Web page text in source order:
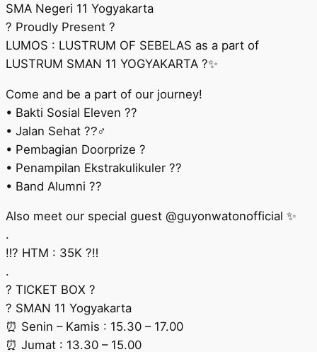
SMA Negeri 11 Yogyakarta
? Proudly Present ?
LUMOS : LUSTRUM OF SEBELAS as a part of
LUSTRUM SMAN 11 YOGYAKARTA ?✨
Come and be a part of our journey!
• Bakti Sosial Eleven ??
• Jalan Sehat ??‍♂
• Pembagian Doorprize ?
• Penampilan Ekstrakulikuler ??
• Band Alumni ??
Also meet our special guest @guyonwatonofficial ✨
.
‼? HTM : 35K ?‼
.
? TICKET BOX ?
? SMAN 11 Yogyakarta
⏰ Senin – Kamis : 15.30 – 17.00
⏰ Jumat : 13.30 – 15.00